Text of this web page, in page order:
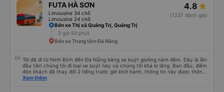
FUTA HÀ SƠN
Limousine 34 chỗ
Limousine 24 chỗ
4.8
(1237 đánh giá)
Bến xe Thị xã Quảng Trị, Quảng Trị
2 giờ 50 phút
Bến xe Trung tâm Đà Nẵng
Tôi đã đi từ Ninh Bình đến Đà Nẵng bằng xe buýt giường nằm đêm. Đây là lần
đầu tiên chúng tôi đi loại xe buýt này và chúng tôi khá lo lắng. Ban đầu, điểm
đón khách đã thay đổi 2 tiếng trước giờ khởi hành, thông tin này được thông
báo qua email. Chúng tôi đến đúng địa điểm lúc 9 giờ nhưng xe buýt không
Xem thêm